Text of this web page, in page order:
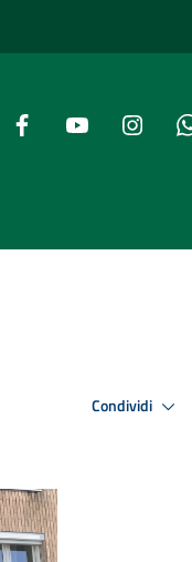
Condividi